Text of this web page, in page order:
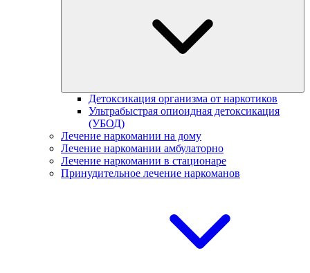
Детоксикация организма от наркотиков
Ультрабыстрая опиоидная детоксикация
(УБОД)
Лечение наркомании на дому
Лечение наркомании амбулаторно
Лечение наркомании в стационаре
Принудительное лечение наркоманов